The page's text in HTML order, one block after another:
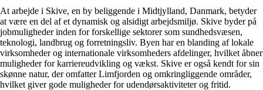
At arbejde i Skive, en by beliggende i Midtjylland, Danmark, betyder
at være en del af et dynamisk og alsidigt arbejdsmiljø. Skive byder på
jobmuligheder inden for forskellige sektorer som sundhedsvæsen,
teknologi, landbrug og forretningsliv. Byen har en blanding af lokale
virksomheder og internationale virksomheders afdelinger, hvilket åbner
muligheder for karriereudvikling og vækst. Skive er også kendt for sin
skønne natur, der omfatter Limfjorden og omkringliggende områder,
hvilket giver gode muligheder for udendørsaktiviteter og fritid.